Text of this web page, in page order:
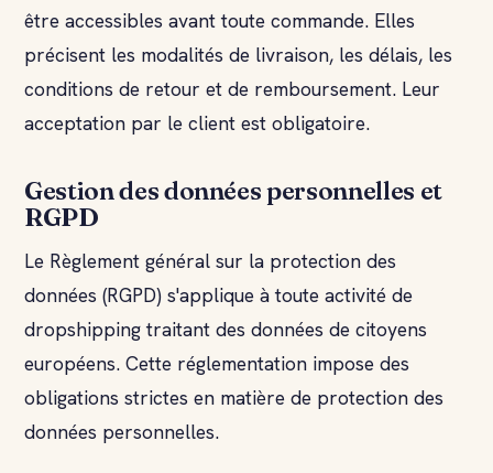
être accessibles avant toute commande. Elles
précisent les modalités de livraison, les délais, les
conditions de retour et de remboursement. Leur
acceptation par le client est obligatoire.
Gestion des données personnelles et
RGPD
Le Règlement général sur la protection des
données (RGPD) s'applique à toute activité de
dropshipping traitant des données de citoyens
européens. Cette réglementation impose des
obligations strictes en matière de protection des
données personnelles.